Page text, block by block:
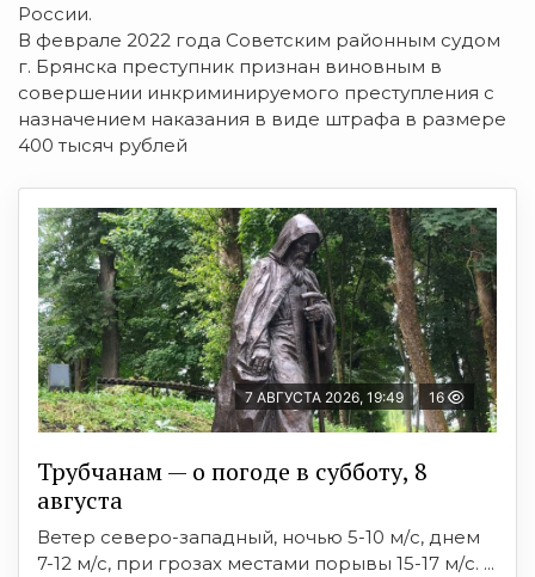
России.
В феврале 2022 года Советским районным судом
г. Брянска преступник признан виновным в
совершении инкриминируемого преступления с
назначением наказания в виде штрафа в размере
400 тысяч рублей
7 АВГУСТА 2026, 19:49 16
Трубчанам — о погоде в субботу, 8
августа
Ветер северо-западный, ночью 5-10 м/с, днем
7-12 м/с, при грозах местами порывы 15-17 м/с. ...